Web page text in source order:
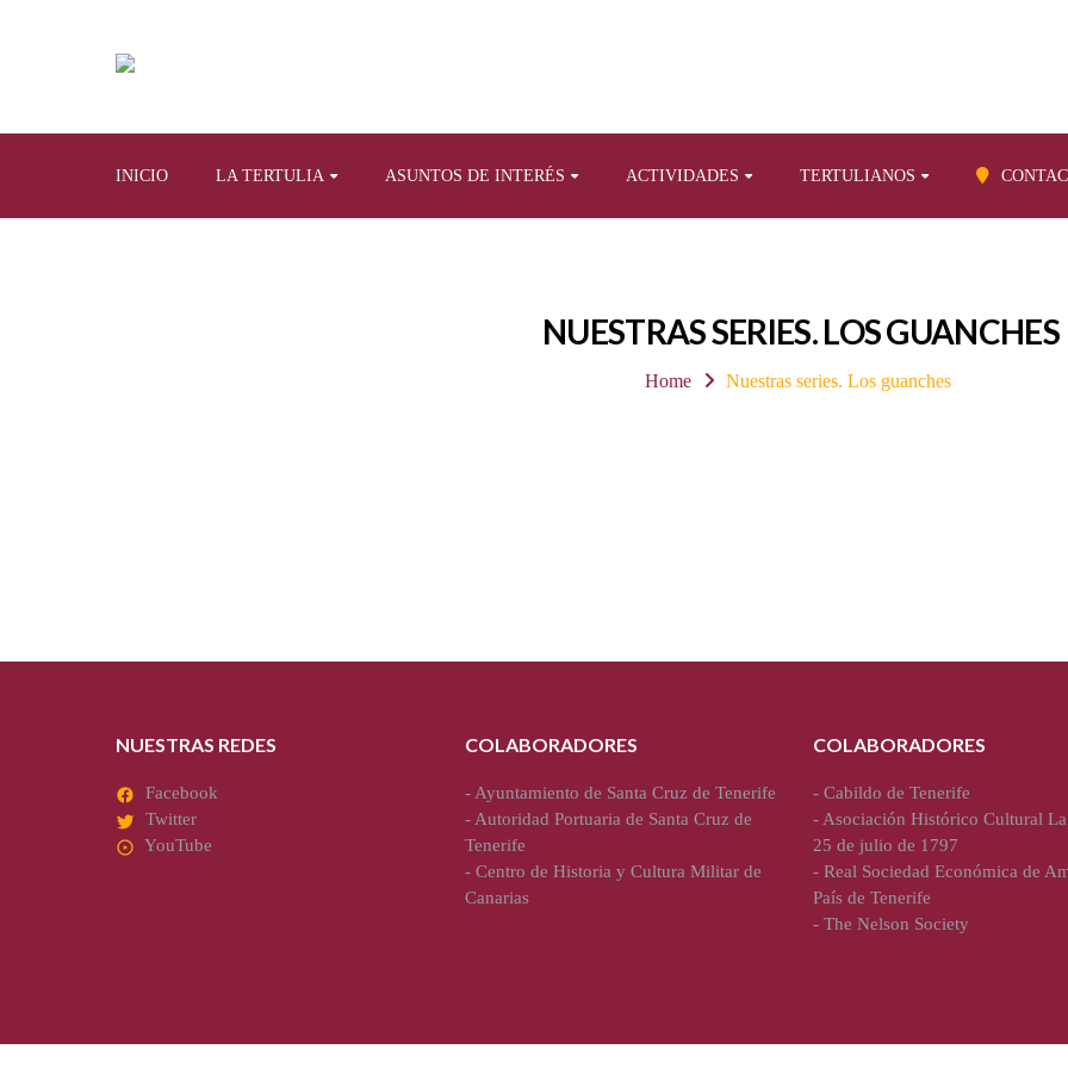
INICIO LA TERTULIA ASUNTOS DE INTERÉS ACTIVIDADES TERTULIANOS
NUESTRAS SERIES. LOS GUANCHES
Home Nuestras series. Los guanches
NUESTRAS REDES
Facebook
Twitter
YouTube
COLABORADORES
- Ayuntamiento de Santa Cruz de Tenerife
- Autoridad Portuaria de Santa Cruz de
Tenerife
- Centro de Historia y Cultura Militar de
Canarias
COLABORADORES
- Cabildo de Tenerife
- Asociación Histórico Cultural La
25 de julio de 1797
- Real Sociedad Económica de
País de Tenerife
- The Nelson Society